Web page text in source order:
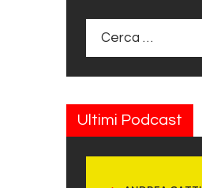
Ultimi Podcast